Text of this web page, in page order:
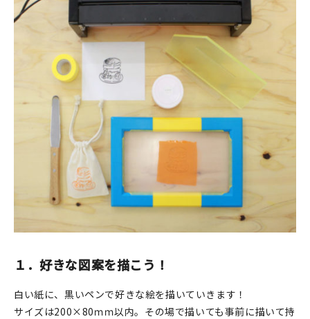
１．好きな図案を描こう！
白い紙に、黒いペンで好きな絵を描いていきます！
サイズは200×80ｍｍ以内。その場で描いても事前に描いて持